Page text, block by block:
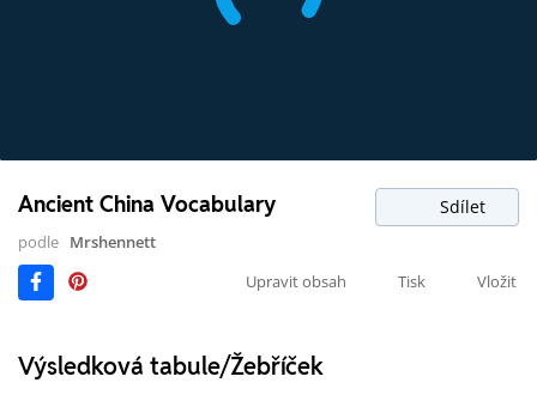
Ancient China Vocabulary Sdílet
podle Mrshennett
Upravit obsah
Tisk Vložit
Výsledková tabule/Žebříček